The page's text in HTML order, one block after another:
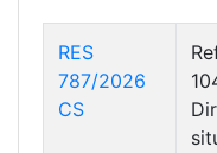
RES
787/2026
CS